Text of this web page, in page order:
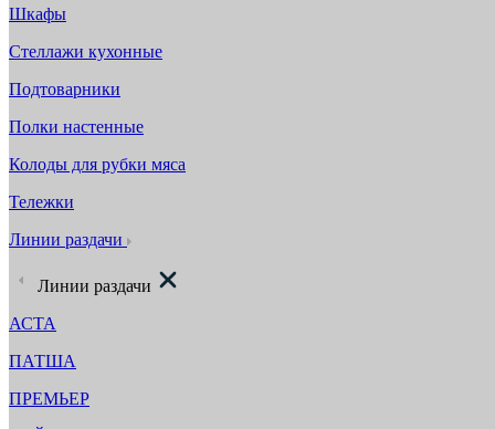
Шкафы
Стеллажи кухонные
Подтоварники
Полки настенные
Колоды для рубки мяса
Тележки
Линии раздачи
Линии раздачи
АСТА
ПАТША
ПРЕМЬЕР